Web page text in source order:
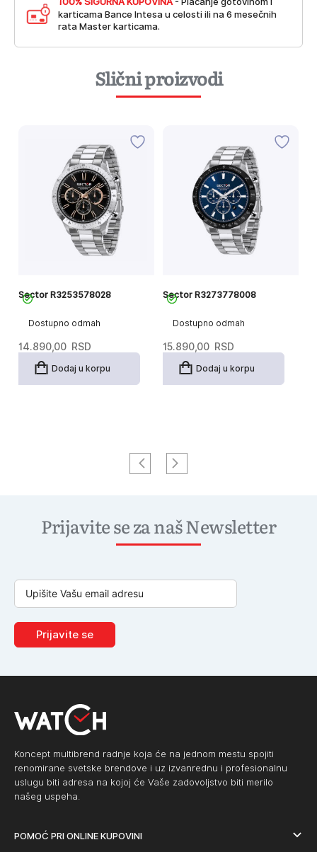
karticama Bance Intesa u celosti ili na 6 mesečnih
rata Master karticama.
Slični proizvodi
Dostupno odmah
Sector R3253578028
14.890,00 RSD
Dodaj u korpu
Dostupno odmah
Sector R3273778008
15.890,00 RSD
Dodaj u korpu
Prijavite se za naš Newsletter
Prijavite se
Koncept multibrend radnje koja će na jednom mestu spojiti
renomirane svetske brendove i uz izvanrednu i profesionalnu
uslugu biti adresa na kojoj će Vaše zadovoljstvo biti merilo
našeg uspeha.
POMOĆ PRI ONLINE KUPOVINI